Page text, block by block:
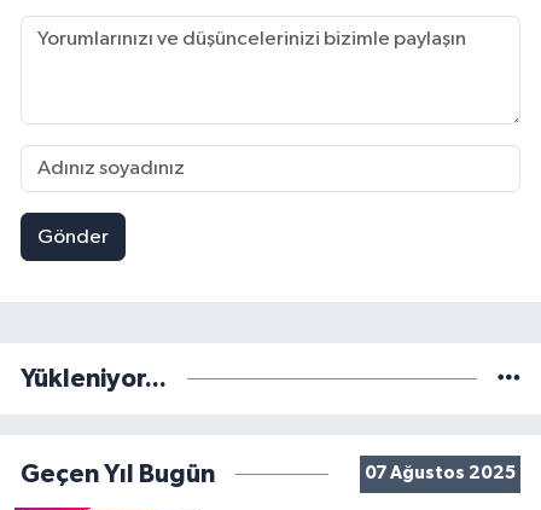
Gönder
Yükleniyor...
Geçen Yıl Bugün 07 Ağustos 2025